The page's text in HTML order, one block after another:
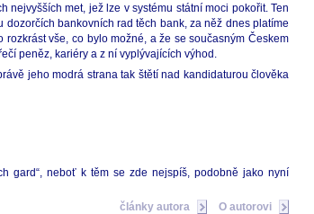
met, jež lze v systému státní moci pokořit. Ten
bankovních rad těch bank, za něž dnes platíme
vše, co bylo možné, a že se současným Českem
peněz, kariéry a z ní vyplývajících výhod.
jeho modrá strana tak štětí nad kandidaturou člověka
gard“, neboť k těm se zde nejspíš, podobně jako nyní
články autora
O autorovi